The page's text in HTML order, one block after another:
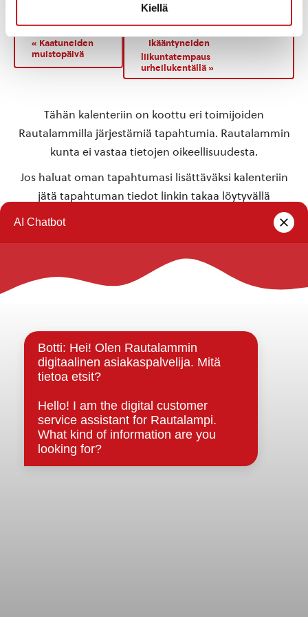
Kiellä
+ Google Map
« Kaatuneiden
muistopäivä
Ikääntyneiden
liikuntatempaus
urheilukentällä»
Tähän kalenteriin on koottu eri toimijoiden
Rautalammilla järjestämiä tapahtumia. Rautalammin
kunta ei vastaa tietojen oikeellisuudesta.
Jos haluat oman tapahtumasi lisättäväksi kalenteriin
jätä tapahtuman tiedot linkin takaa löytyvällä
Rautalammin kunta
Strategiat, ohjelmat, ohjeet, suunnitelmat, säännöt ja
sopimukset
Asiakirjajulkisuuskuvaus
Evästeet
Saavutettavuusseloste
Tietosuoja
Tietosuojaselosteet